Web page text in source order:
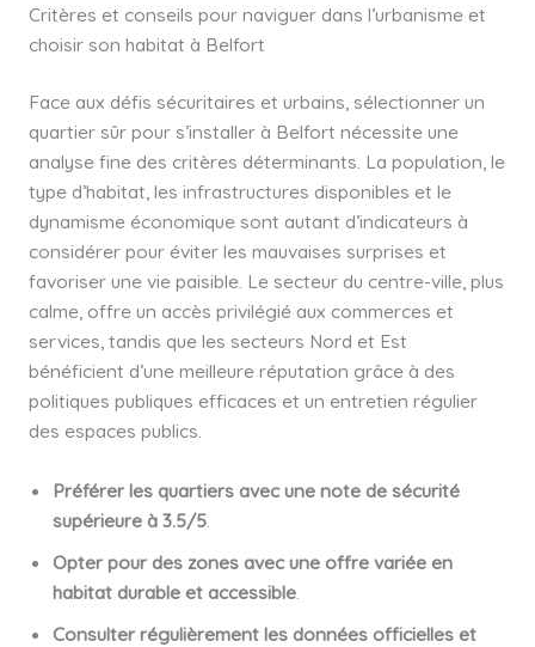
Critères et conseils pour naviguer dans l’urbanisme et
choisir son habitat à Belfort
Face aux défis sécuritaires et urbains, sélectionner un
quartier sûr pour s’installer à Belfort nécessite une
analyse fine des critères déterminants. La population, le
type d’habitat, les infrastructures disponibles et le
dynamisme économique sont autant d’indicateurs à
considérer pour éviter les mauvaises surprises et
favoriser une vie paisible. Le secteur du centre-ville, plus
calme, offre un accès privilégié aux commerces et
services, tandis que les secteurs Nord et Est
bénéficient d’une meilleure réputation grâce à des
politiques publiques efficaces et un entretien régulier
des espaces publics.
Préférer les quartiers avec une note de sécurité
supérieure à 3.5/5.
Opter pour des zones avec une offre variée en
habitat durable et accessible.
Consulter régulièrement les données officielles et